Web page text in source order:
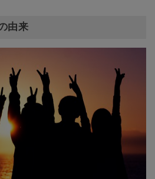
由来